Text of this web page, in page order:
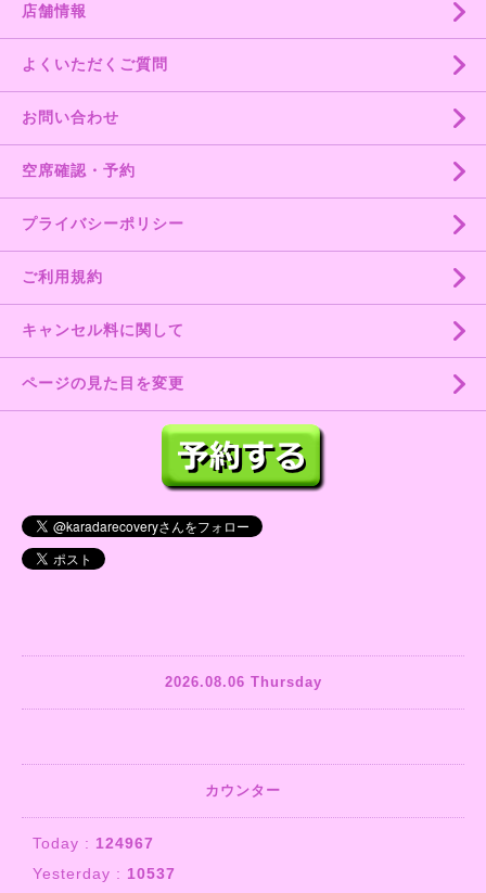
店舗情報
よくいただくご質問
お問い合わせ
空席確認・予約
プライバシーポリシー
ご利用規約
キャンセル料に関して
ページの見た目を変更
2026.08.06 Thursday
カウンター
Today : 124967
Yesterday : 10537